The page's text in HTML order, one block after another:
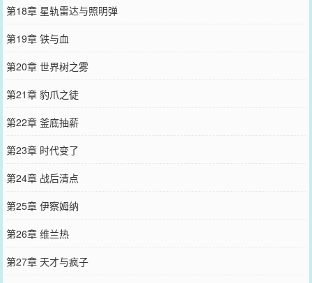
第18章 星轨雷达与照明弹
第19章 铁与血
第20章 世界树之雾
第21章 豹爪之徒
第22章 釜底抽薪
第23章 时代变了
第24章 战后清点
第25章 伊察姆纳
第26章 维兰热
第27章 天才与疯子